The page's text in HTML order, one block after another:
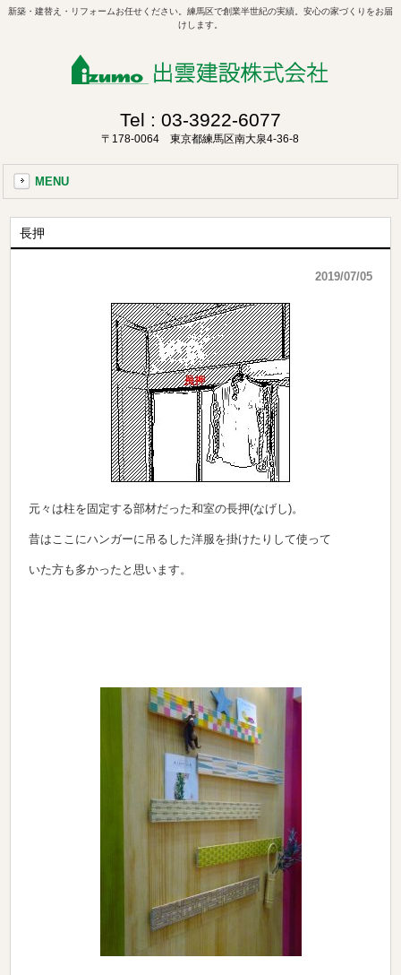
新築・建替え・リフォームお任せください。練馬区で創業半世紀の実績。安心の家づくりをお届
けします。
Tel : 03-3922-6077
〒178-0064 東京都練馬区南大泉4-36-8
MENU
長押
2019/07/05
元々は柱を固定する部材だった和室の長押(なげし)。
昔はここにハンガーに吊るした洋服を掛けたりして使って
いた方も多かったと思います。